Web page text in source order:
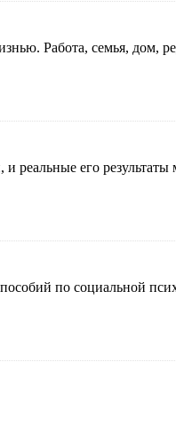
Работа, семья, дом,
реальные его
по социальной